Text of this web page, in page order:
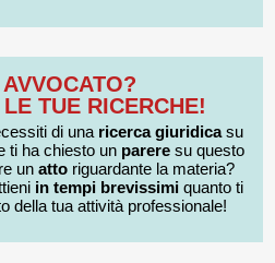
TUE RICERCHE!
di una ricerca giuridicasu
ti ha chiesto un pareresu questo
un atto riguardante la materia?
in tempi brevissimiquanto ti
della tua attività professionale!